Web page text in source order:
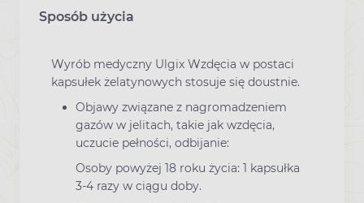
Sposób użycia
Wyrób medyczny Ulgix Wzdęcia w postaci
kapsułek żelatynowych stosuje się doustnie.
Objawy związane z nagromadzeniem
gazów w jelitach, takie jak wzdęcia,
uczucie pełności, odbijanie:
Osoby powyżej 18 roku życia: 1 kapsułka
3-4 razy w ciągu doby.